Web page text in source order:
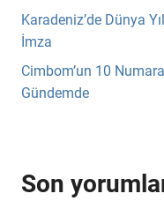
Karadeniz’de Dünya
İmza
Cimbom’un 10
Gündemde
Son